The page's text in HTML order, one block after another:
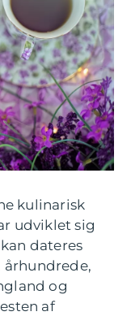
kulinarisk
udviklet sig
dateres
århundrede,
og
af